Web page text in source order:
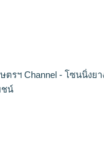
ตรฯ Channel - โซนนิ่งย
ชน์